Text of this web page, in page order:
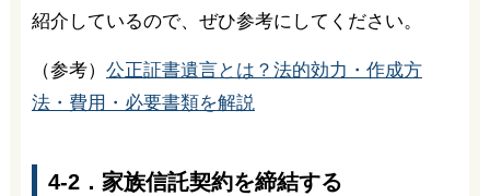
紹介しているので、ぜひ参考にしてください。
（参考） 公正証書遺言とは？法的効力・作成方
法・費用・必要書類を解説
4-2．家族信託契約を締結する